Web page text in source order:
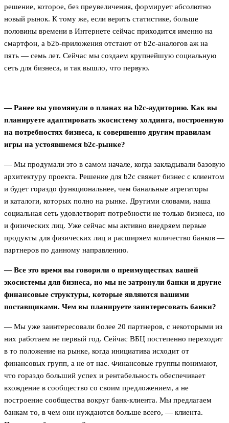
решение, которое, без преувеличения, формирует абсолютно
новый рынок. К тому же, если верить статистике, больше
половины времени в Интернете сейчас приходится именно на
смартфон, а b2b-приложения отстают от b2c-аналогов аж на
пять — семь лет. Сейчас мы создаем крупнейшую социальную
сеть для бизнеса, и так вышло, что первую.
— Ранее вы упомянули о планах на b2c-аудиторию. Как вы
планируете адаптировать экосистему холдинга, построенную
на потребностях бизнеса, к совершенно другим правилам
игры на устоявшемся b2c-рынке?
— Мы продумали это в самом начале, когда закладывали базовую
архитектуру проекта. Решение для b2c свяжет бизнес с клиентом
и будет гораздо функциональнее, чем банальные агрегаторы
и каталоги, которых полно на рынке. Другими словами, наша
социальная сеть удовлетворит потребности не только бизнеса, но
и физических лиц. Уже сейчас мы активно внедряем первые
продукты для физических лиц и расширяем количество банков —
партнеров по данному направлению.
— Все это время вы говорили о преимуществах вашей
экосистемы для бизнеса, но мы не затронули банки и другие
финансовые структуры, которые являются вашими
поставщиками. Чем вы планируете заинтересовать банки?
— Мы уже заинтересовали более 20 партнеров, с некоторыми из
них работаем не первый год. Сейчас ВБЦ постепенно переходит
в то положение на рынке, когда инициатива исходит от
финансовых групп, а не от нас. Финансовые группы понимают,
что гораздо больший успех и рентабельность обеспечивает
вхождение в сообщество со своим предложением, а не
построение сообщества вокруг банк-клиента. Мы предлагаем
банкам то, в чем они нуждаются больше всего, — клиента.